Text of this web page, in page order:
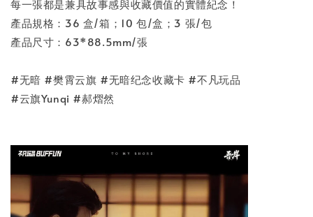
每一張都是兼具故事感與收藏價值的實體紀念！
產品規格：36 盒/箱；10 包/盒；3 張/包
產品尺寸：63*88.5mm/張
#无暗 #樊霄云旗 #无暗纪念收藏卡 #不凡玩品
#云旗Yunqi #郝熠然